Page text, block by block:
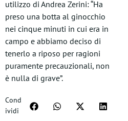
utilizzo di Andrea Zerini: “Ha
preso una botta al ginocchio
nei cinque minuti in cui era in
campo e abbiamo deciso di
tenerlo a riposo per ragioni
puramente precauzionali, non
è nulla di grave”.
Cond
ividi